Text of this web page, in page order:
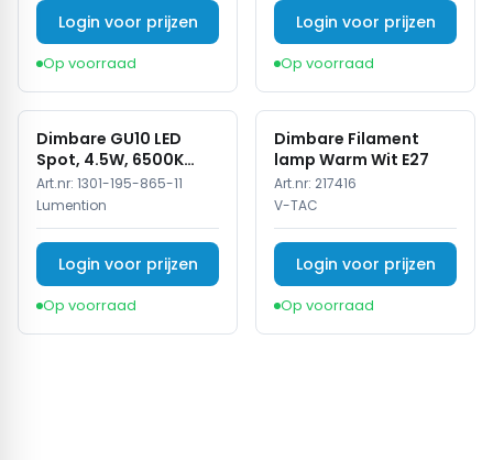
Login voor prijzen
Op voorraad
Login voor prijzen
Op voorraad
Dimbare GU10 LED
Spot, 4.5W, 6500K
Koud Wit, IP20
Art.nr: 1301-195-865-11
Lumention
Login voor prijzen
Op voorraad
Dimbare Filament
lamp Warm Wit E27
Art.nr: 217416
V-TAC
Login voor prijzen
Op voorraad